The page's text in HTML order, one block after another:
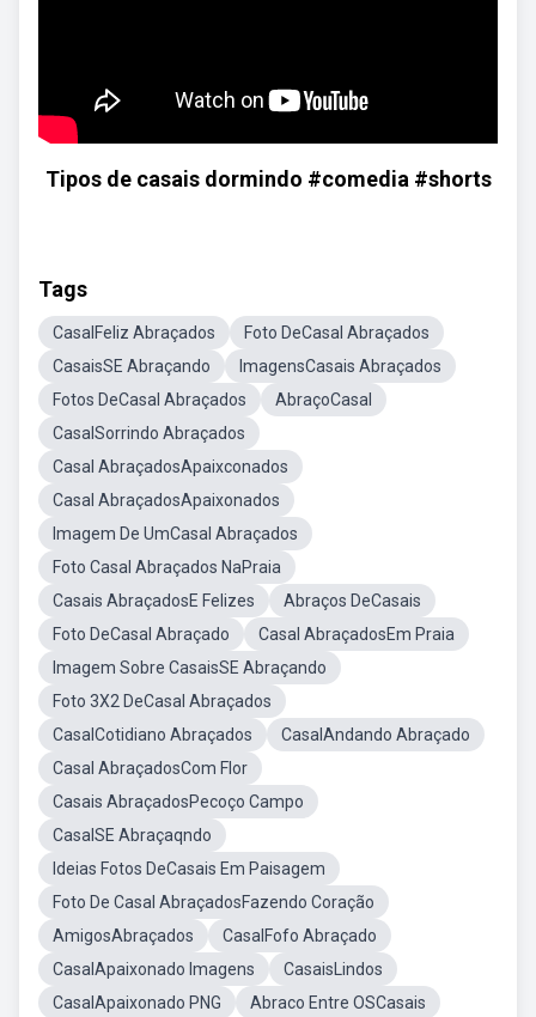
Tipos de casais dormindo #comedia #shorts
Tags
CasalFeliz Abraçados
Foto DeCasal Abraçados
CasaisSE Abraçando
ImagensCasais Abraçados
Fotos DeCasal Abraçados
AbraçoCasal
CasalSorrindo Abraçados
Casal AbraçadosApaixconados
Casal AbraçadosApaixonados
Imagem De UmCasal Abraçados
Foto Casal Abraçados NaPraia
Casais AbraçadosE Felizes
Abraços DeCasais
Foto DeCasal Abraçado
Casal AbraçadosEm Praia
Imagem Sobre CasaisSE Abraçando
Foto 3X2 DeCasal Abraçados
CasalCotidiano Abraçados
CasalAndando Abraçado
Casal AbraçadosCom Flor
Casais AbraçadosPecoço Campo
CasalSE Abraçaqndo
Ideias Fotos DeCasais Em Paisagem
Foto De Casal AbraçadosFazendo Coração
AmigosAbraçados
CasalFofo Abraçado
CasalApaixonado Imagens
CasaisLindos
CasalApaixonado PNG
Abraco Entre OSCasais